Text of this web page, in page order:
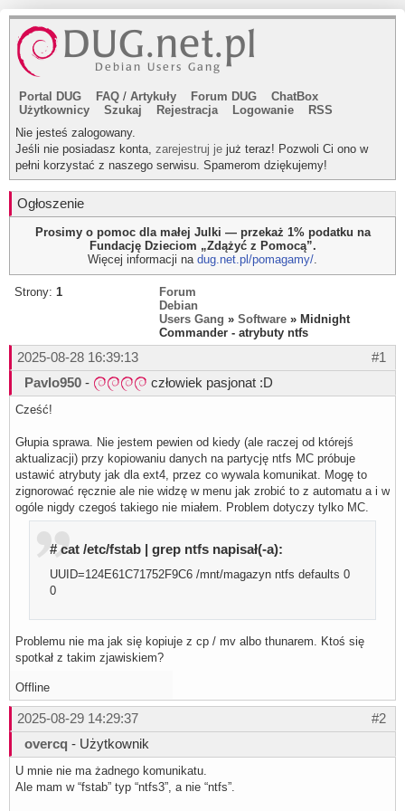
Portal DUG FAQ / Artykuły Forum DUG
ChatBox
Użytkownicy
Szukaj Rejestracja Logowanie
RSS
Nie jesteś zalogowany.
Jeśli nie posiadasz konta, zarejestruj je już teraz! Pozwoli Ci ono w
pełni korzystać z naszego serwisu. Spamerom dziękujemy!
Ogłoszenie
Prosimy o pomoc dla małej Julki — przekaż 1% podatku na
Fundację Dzieciom „Zdążyć z Pomocą”.
Więcej informacji na dug.net.pl/pomagamy/.
Strony: 1
Forum
Debian
Users Gang » Software » Midnight
Commander - atrybuty ntfs
#1
2025-08-28 16:39:13
Pavlo950 - człowiek pasjonat :D
Cześć!
Głupia sprawa. Nie jestem pewien od kiedy (ale raczej od którejś
aktualizacji) przy kopiowaniu danych na partycję ntfs MC próbuje
ustawić atrybuty jak dla ext4, przez co wywala komunikat. Mogę to
zignorować ręcznie ale nie widzę w menu jak zrobić to z automatu a i w
ogóle nigdy czegoś takiego nie miałem. Problem dotyczy tylko MC.
# cat /etc/fstab | grep ntfs napisał(-a):
UUID=124E61C71752F9C6 /mnt/magazyn ntfs defaults 0
0
Problemu nie ma jak się kopiuje z cp / mv albo thunarem. Ktoś się
spotkał z takim zjawiskiem?
Offline
#2
2025-08-29 14:29:37
overcq - Użytkownik
U mnie nie ma żadnego komunikatu.
Ale mam w “fstab” typ “ntfs3”, a nie “ntfs”.